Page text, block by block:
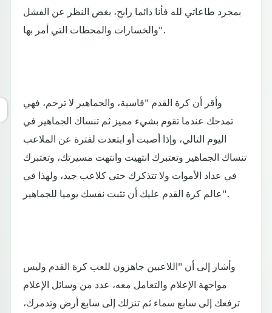
بمجرد طاعاتي لله فأنا دائما رابح، بغض النظر عن الفشل
والخسارات والمحطات التي أمر بها".
وأقر أن كرة القدم "قاسية، والجماهير لا ترحم، فهي
تمدحك عندما تقوم بشيء مميز ثم تنساك الجماهير في
اليوم التالي، وإذا أصبت أو ابتعدت لفترة عن الملاعب
تنساك الجماهير وتعتبرك انتهيت وانتهت مسيرتك، وتعتبرك
في عداد الأموات ولا تتذكرك حتى كلاعب جيد، ولهذا في
عالم كرة القدم عليك أن تثبت نفسك يوميا للجماهير".
وأشار إلى أن "اللاعبين جاهزون للعب كرة القدم وليس
مواجهة الإعلام والتعامل معه، عدد من وسائل الإعلام
ترفعك إلى سابع سماء ثم تنزلك إلى سابع أرض وتدمرك،